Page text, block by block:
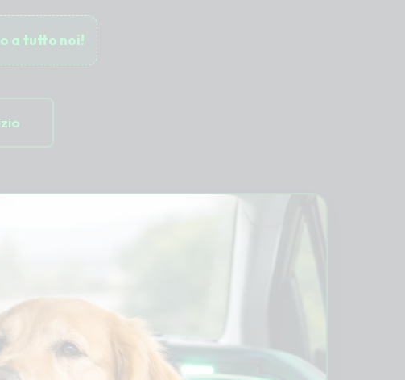
a tutto noi!